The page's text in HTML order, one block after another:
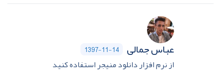
عباس جمالی 1397-11-14
از نرم افزار دانلود منیجر استفاده کنید